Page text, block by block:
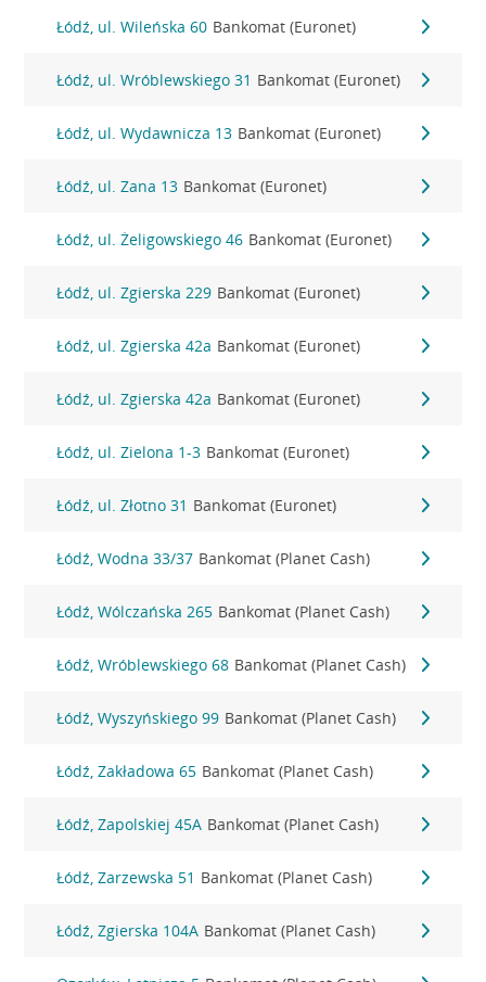
Łódź, ul. Wileńska 60 Bankomat (Euronet)
Łódź, ul. Wróblewskiego 31 Bankomat (Euronet)
Łódź, ul. Wydawnicza 13 Bankomat (Euronet)
Łódź, ul. Zana 13 Bankomat (Euronet)
Łódź, ul. Żeligowskiego 46 Bankomat (Euronet)
Łódź, ul. Zgierska 229 Bankomat (Euronet)
Łódź, ul. Zgierska 42a Bankomat (Euronet)
Łódź, ul. Zgierska 42a Bankomat (Euronet)
Łódź, ul. Zielona 1-3 Bankomat (Euronet)
Łódź, ul. Złotno 31 Bankomat (Euronet)
Łódź, Wodna 33/37 Bankomat (Planet Cash)
Łódź, Wólczańska 265 Bankomat (Planet Cash)
Łódź, Wróblewskiego 68 Bankomat (Planet Cash)
Łódź, Wyszyńskiego 99 Bankomat (Planet Cash)
Łódź, Zakładowa 65 Bankomat (Planet Cash)
Łódź, Zapolskiej 45A Bankomat (Planet Cash)
Łódź, Zarzewska 51 Bankomat (Planet Cash)
Łódź, Zgierska 104A Bankomat (Planet Cash)